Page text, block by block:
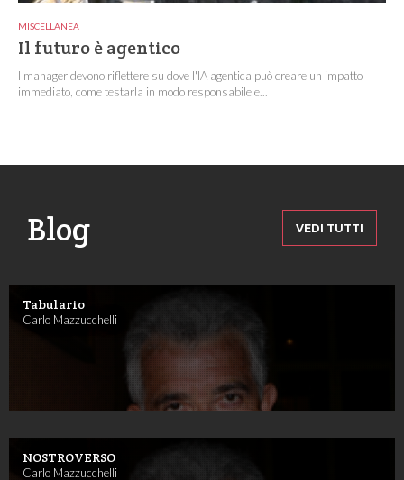
MISCELLANEA
Il futuro è agentico
I manager devono riflettere su dove l'IA agentica può creare un impatto
immediato, come testarla in modo responsabile e...
Blog VEDI TUTTI
Tabulario
Carlo Mazzucchelli
NOSTROVERSO
Carlo Mazzucchelli